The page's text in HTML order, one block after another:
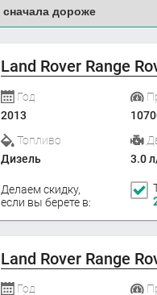
Land Rover Range
Год
2013
Топливо
Дизель
3.0
Делаем скидку,
если вы берете в:
Land Rover Range
Год